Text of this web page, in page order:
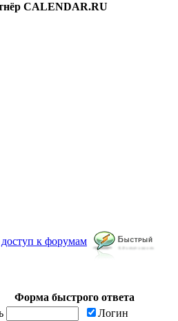
CALENDAR.RU
к форумам
Форма быстрого ответа
Логин